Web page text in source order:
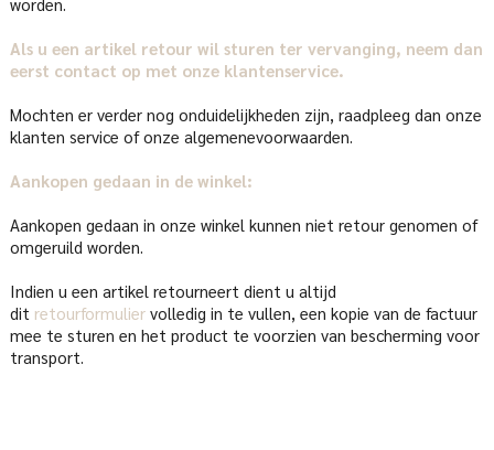
Als u een artikel retour wil sturen ter vervanging, neem dan
eerst contact op met onze klantenservice.
Mochten er verder nog onduidelijkheden zijn, raadpleeg dan onze
klanten service of onze algemenevoorwaarden.
Aankopen gedaan in de winkel:
Aankopen gedaan in onze winkel kunnen niet retour genomen of
omgeruild worden.
Indien u een artikel retourneert dient u altijd
dit retourformuliervolledig in te vullen, een kopie van de factuur
mee te sturen en het product te voorzien van bescherming voor
transport.